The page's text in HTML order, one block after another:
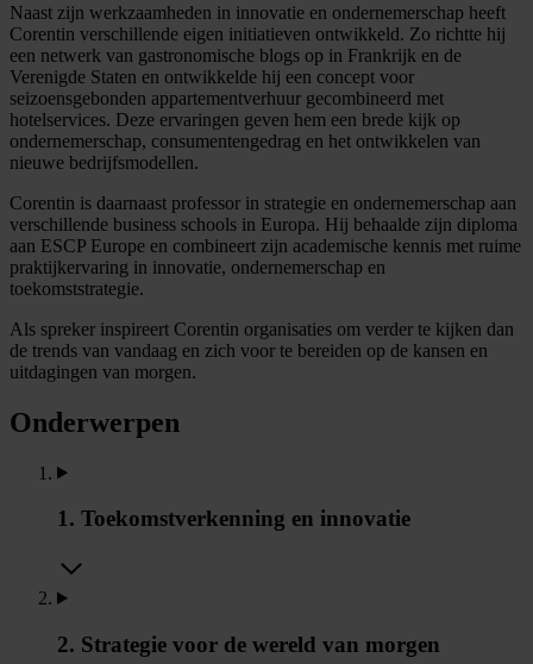
Naast zijn werkzaamheden in innovatie en ondernemerschap heeft
Corentin verschillende eigen initiatieven ontwikkeld. Zo richtte hij
een netwerk van gastronomische blogs op in Frankrijk en de
Verenigde Staten en ontwikkelde hij een concept voor
seizoensgebonden appartementverhuur gecombineerd met
hotelservices. Deze ervaringen geven hem een brede kijk op
ondernemerschap, consumentengedrag en het ontwikkelen van
nieuwe bedrijfsmodellen.
Corentin is daarnaast professor in strategie en ondernemerschap aan
verschillende business schools in Europa. Hij behaalde zijn diploma
aan ESCP Europe en combineert zijn academische kennis met ruime
praktijkervaring in innovatie, ondernemerschap en
toekomststrategie.
Als spreker inspireert Corentin organisaties om verder te kijken dan
de trends van vandaag en zich voor te bereiden op de kansen en
uitdagingen van morgen.
Onderwerpen
1. Toekomstverkenning en innovatie
2. Strategie voor de wereld van morgen